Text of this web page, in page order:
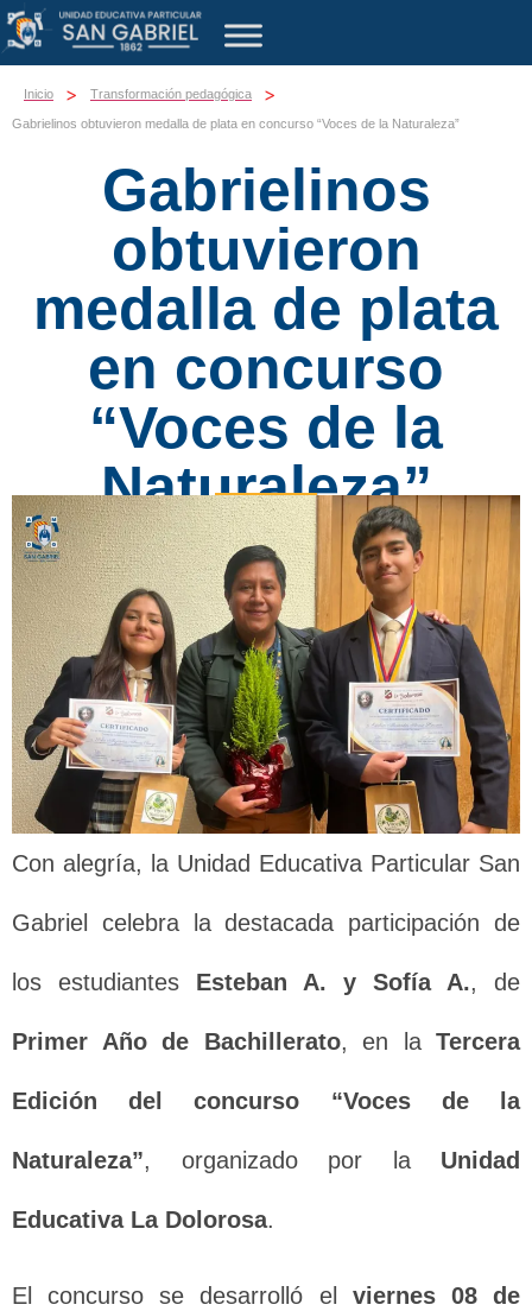
Inicio > Transformación pedagógica >
Gabrielinos obtuvieron medalla de plata en concurso “Voces de la Naturaleza”
Gabrielinos
obtuvieron
medalla de plata
en concurso
“Voces de la
Naturaleza”
Con alegría, la Unidad Educativa Particular San
Gabriel celebra la destacada participación de
los estudiantes Esteban A. y Sofía A., de
Primer Año de Bachillerato, en la Tercera
Edición del concurso “Voces de la
Naturaleza”, organizado por la Unidad
Educativa La Dolorosa.
El concurso se desarrolló el viernes 08 de